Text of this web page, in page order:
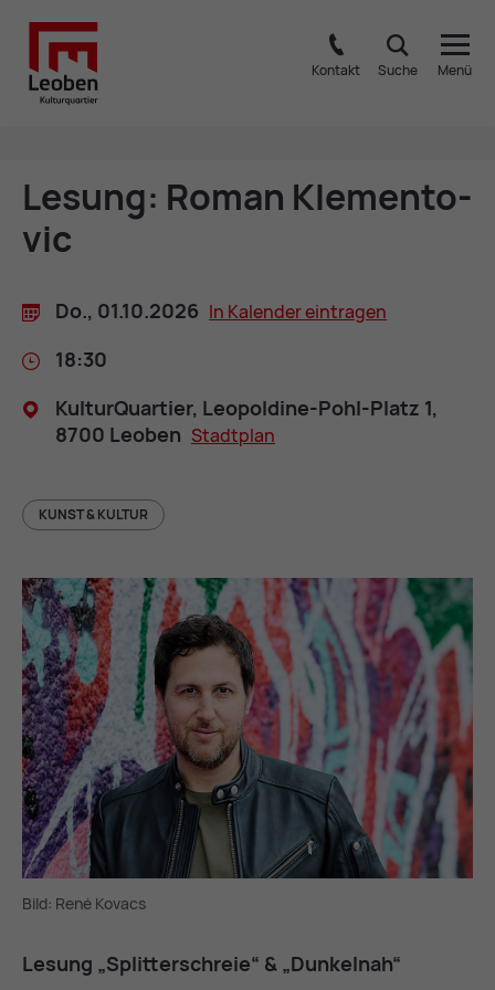
Kontakt Suche Menü
Le­sung: Ro­man Kle­men­to­
vic
Do., 01.10.2026 In Ka­len­der ein­tra­gen
18:30
Kul­tur­Quar­tier, Leo­pol­di­ne-Pohl-Platz 1,
8700 Leo­ben Stadt­plan
KUNST & KULTUR
Bild: René Kovacs
Le­sung „Split­ter­schreie“ & „Dun­kel­nah“